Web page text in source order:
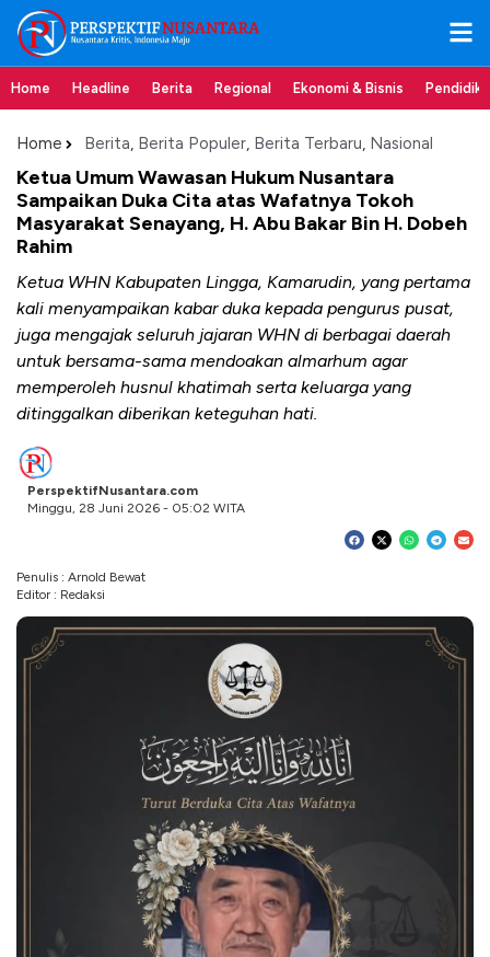
Home Headline Berita Regional Ekonomi & Bisnis
Home Berita, Berita Populer, Berita Terbaru, Nasional
Ketua Umum Wawasan Hukum Nusantara
Sampaikan Duka Cita atas Wafatnya Tokoh
Masyarakat Senayang, H. Abu Bakar Bin H. Dobeh
Rahim
Ketua WHN Kabupaten Lingga, Kamarudin, yang pertama
kali menyampaikan kabar duka kepada pengurus pusat,
juga mengajak seluruh jajaran WHN di berbagai daerah
untuk bersama-sama mendoakan almarhum agar
memperoleh husnul khatimah serta keluarga yang
ditinggalkan diberikan keteguhan hati.
PerspektifNusantara.com
Minggu, 28 Juni 2026 - 05:02 WITA
Penulis : Arnold Bewat
Editor : Redaksi